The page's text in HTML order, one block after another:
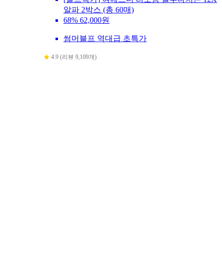
알파 2박스 (총 60매)
68% 62,000원
썸머블프 역대급 초특가
4.9 (리뷰 9,109개)